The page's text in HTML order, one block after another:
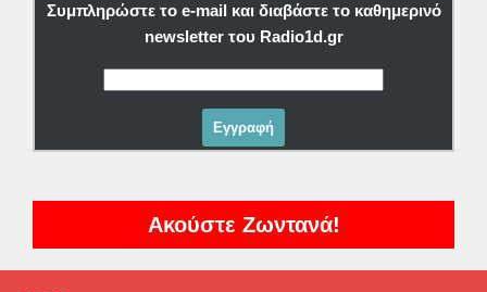
Συμπληρώστε το e-mail και διαβάστε το καθημερινό
newsletter του Radio1d.gr
Ακούστε Ζωντανά!